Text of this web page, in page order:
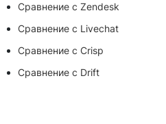
Сравнение с Zendesk
Сравнение с Livechat
Сравнение с Crisp
Сравнение с Drift